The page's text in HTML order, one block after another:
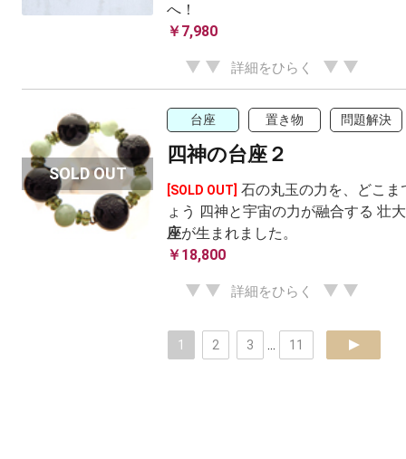
へ！
￥7,980
詳細をひらく
台座 置き物 問題解決
四神の台座２
[SOLD OUT] 石の丸玉の力を、どこま
ょう 四神と宇宙の力が融合する 壮
座が生まれました。
￥18,800
詳細をひらく
1 2 3 11 next